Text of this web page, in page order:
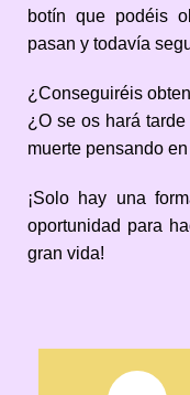
botín que podéis
pasan y todavía
¿Conseguiréis
¿O se os hará
muerte pensando
¡Solo hay una
oportunidad para
gran vida!